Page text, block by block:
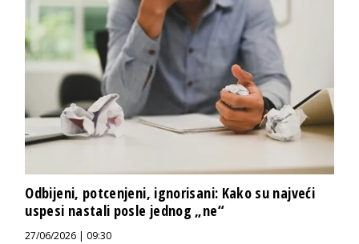
Odbijeni, potcenjeni, ignorisani: Kako su najveći
uspesi nastali posle jednog „ne“
27/06/2026 | 09:30